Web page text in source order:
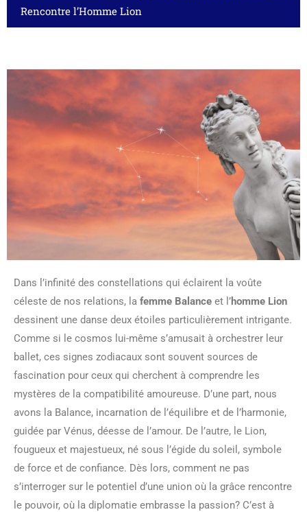
Rencontre l’Homme Lion
Dans l’infinité des constellations qui éclairent la voûte
céleste de nos relations, la femme Balance et l’homme Lion
dessinent une danse deux étoiles particulièrement intrigante.
Comme si le cosmos lui-même s’amusait à orchestrer leur
ballet, ces signes zodiacaux sont souvent sources de
fascination pour ceux qui cherchent à comprendre les
mystères de la compatibilité amoureuse. D’une part, nous
avons la Balance, incarnation de l’équilibre et de l’harmonie,
guidée par Vénus, déesse de l’amour. De l’autre, le Lion,
fougueux et majestueux, né sous l’égide du soleil, symbole
de force et de confiance. Dès lors, comment ne pas
s’interroger sur le potentiel d’une union où la grâce rencontre
le pouvoir, où la diplomatie embrasse la passion? C’est à